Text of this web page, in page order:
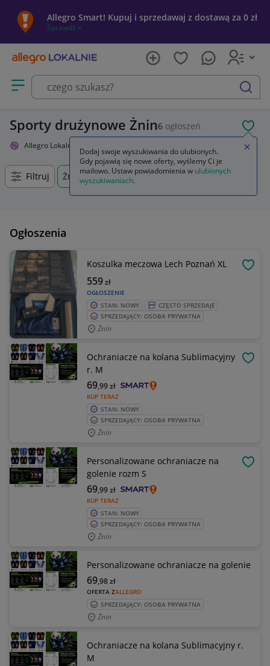
Allegro Smart! Kupuj i sprzedawaj z dostawą za 0 zł
Sprawdź »
Otwórz menu z kategoriami
szukaj
Sporty drużynowe Żnin6 ogłoszeń
Allegro Lokalnie
Filtruj Żnin, Kujawsko-pomorskie, +0 km
Ogłoszenia
Koszulka meczowa Lech Poznań XL
OGŁOSZENIE
559zł
STAN: NOWY
CZĘSTO SPRZEDAJE
SPRZEDAJĄCY: OSOBA PRYWATNA
Żnin
Ochraniacze na kolana Sublimacyjny
r. M
KUP TERAZ
69,99zł
STAN: NOWY
SPRZEDAJĄCY: OSOBA PRYWATNA
Żnin
Personalizowane ochraniacze na
golenie rozm S
KUP TERAZ
69,99zł
STAN: NOWY
SPRZEDAJĄCY: OSOBA PRYWATNA
Żnin
Personalizowane ochraniacze na golenie
OFERTA ZALLEGRO
69,98zł
SPRZEDAJĄCY: OSOBA PRYWATNA
Żnin
Ochraniacze na kolana Sublimacyjny r.
M
Dodaj swoje wyszukiwania do ulubionych.
Gdy pojawią się nowe oferty, wyślemy Ci je
mailowo. Ustaw powiadomienia w ulubionych
wyszukiwaniach.